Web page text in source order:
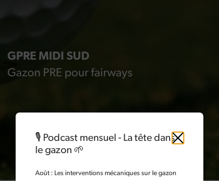
GPRE MIDI SUD
Gazon PRE pour fairways
Fermer
🎙️ Podcast mensuel - La tête dans
le gazon 🌱
Août : Les interventions mécaniques sur le gazon